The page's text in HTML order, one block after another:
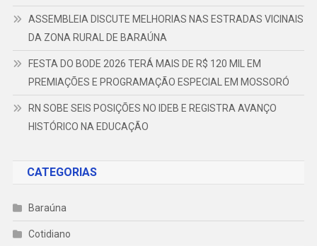
ASSEMBLEIA DISCUTE MELHORIAS NAS ESTRADAS VICINAIS
DA ZONA RURAL DE BARAÚNA
FESTA DO BODE 2026 TERÁ MAIS DE R$ 120 MIL EM
PREMIAÇÕES E PROGRAMAÇÃO ESPECIAL EM MOSSORÓ
RN SOBE SEIS POSIÇÕES NO IDEB E REGISTRA AVANÇO
HISTÓRICO NA EDUCAÇÃO
CATEGORIAS
Baraúna
Cotidiano